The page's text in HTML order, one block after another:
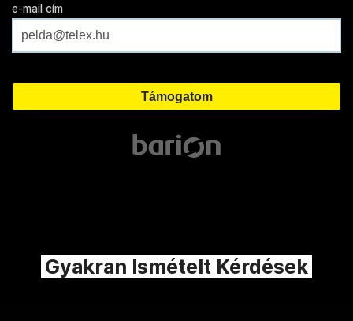
e-mail cím
Gyakran Ismételt Kérdések